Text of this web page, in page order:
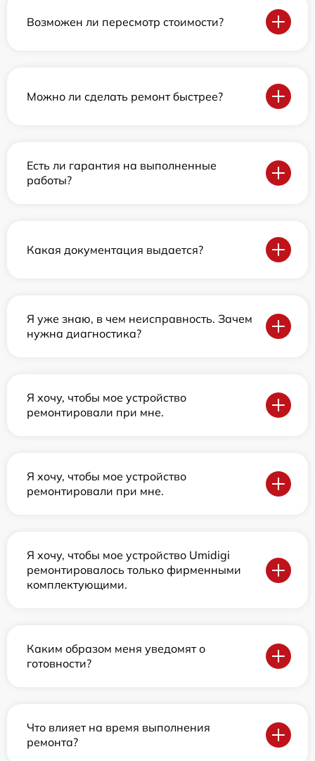
Возможен ли пересмотр стоимости?
Можно ли сделать ремонт быстрее?
Есть ли гарантия на выполненные
работы?
Какая документация выдается?
Я уже знаю, в чем неисправность. Зачем
нужна диагностика?
Я хочу, чтобы мое устройство
ремонтировали при мне.
Я хочу, чтобы мое устройство
ремонтировали при мне.
Я хочу, чтобы мое устройство Umidigi
ремонтировалось только фирменными
комплектующими.
Каким образом меня уведомят о
готовности?
Что влияет на время выполнения
ремонта?